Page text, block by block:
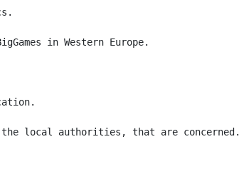
in Western Europe.
local authorities, that are concerned.